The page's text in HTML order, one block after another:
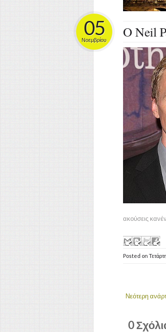
Ο Neil
05
Νοεμβρίου
ακούσεις
Posted on
Νεότερη
0